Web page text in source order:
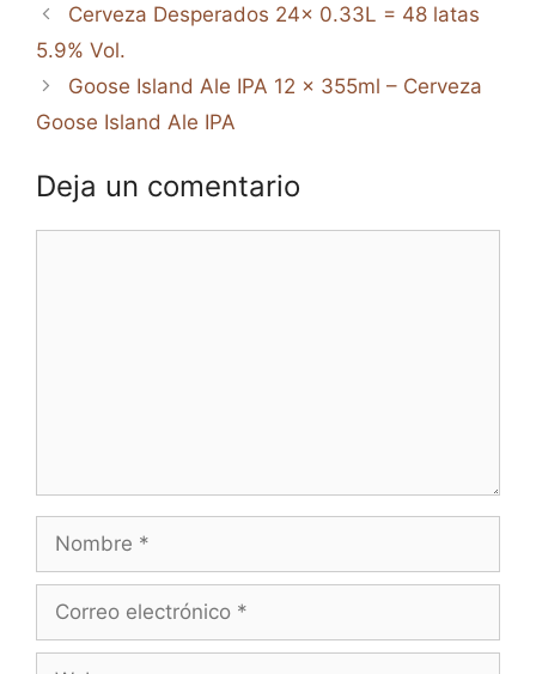
Cerveza Desperados 24x 0.33L = 48 latas
5.9% Vol.
Goose Island Ale IPA 12 x 355ml – Cerveza
Goose Island Ale IPA
Deja un comentario
Nombre
Correo
Web